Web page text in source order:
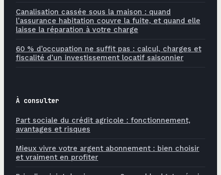
Canalisation cassée sous la maison : quand
l’assurance habitation couvre la fuite, et quand elle
laisse la réparation à votre charge
60 % d’occupation ne suffit pas : calcul, charges et
fiscalité d’un investissement locatif saisonnier
À consulter
Part sociale du crédit agricole : fonctionnement,
avantages et risques
Mieux vivre votre argent abonnement : bien choisir
et vraiment en profiter